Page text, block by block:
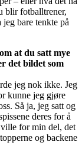
blir fotballtrener,
bare tenkte på
at du satt mye
det bildet som
jeg nok ikke. Jeg
kunne jeg gjøre
Så ja, jeg satt og
deres for å
for min del, det
og backene